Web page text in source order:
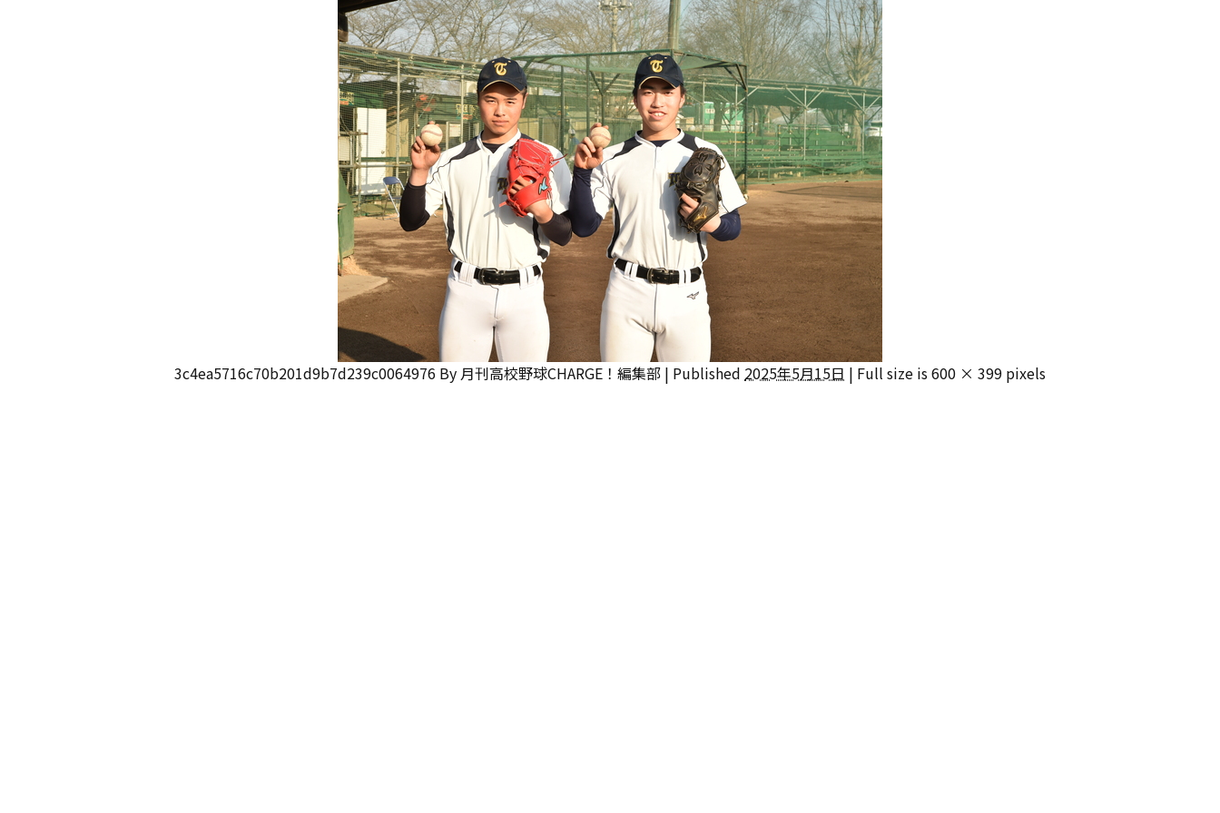
3c4ea5716c70b201d9b7d239c0064976 By 月刊高校野球CHARGE！編集部 | Published 2025年5月15日 | Full size is 600 × 399 pixels